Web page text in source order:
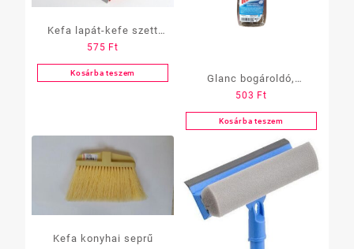
Kefa lapát-kefe szett
Clip
575 Ft
Kosárba teszem
Glanc bogároldó,
szórófejes, 500 ml
503 Ft
Kosárba teszem
Kefa konyhai seprű